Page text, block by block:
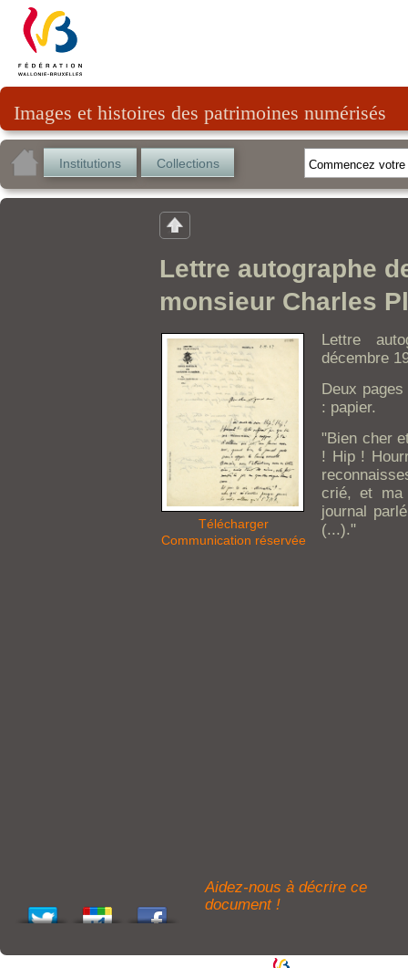
Images et histoires des patrimoines numérisés
Institutions Collections
Lettre autographe
monsieur Charles
Télécharger
Communication réservée
Lettre
décembre
Deux
: papier.
"Bien cher
! Hip !
crié, et ma
journal
(...)."
Aidez-nous à décrire ce
document !